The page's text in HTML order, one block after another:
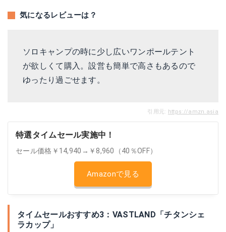
気になるレビューは？
ソロキャンプの時に少し広いワンポールテント
が欲しくて購入。設営も簡単で高さもあるので
ゆったり過ごせます。
引用元: https://amzn.asia
特選タイムセール実施中！
セール価格￥14,940→￥8,960（40％OFF）
Amazonで見る
タイムセールおすすめ3：VASTLAND「チタンシェ
ラカップ」